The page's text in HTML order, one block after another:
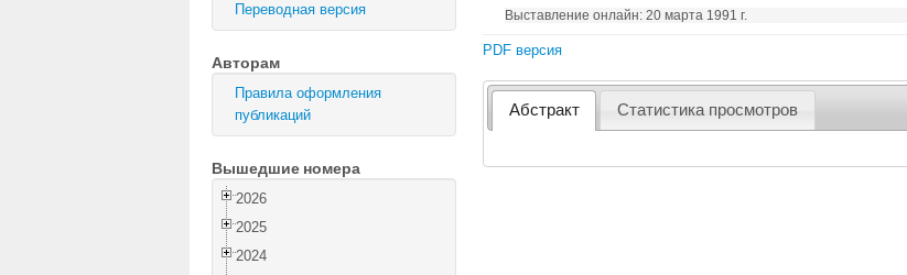
Переводная версия
Авторам
Правила оформления
публикаций
Вышедшие номера
2026
2025
2024
Выставление онлайн: 20 марта 1991 г.
PDF версия
Абстракт Статистика просмотров